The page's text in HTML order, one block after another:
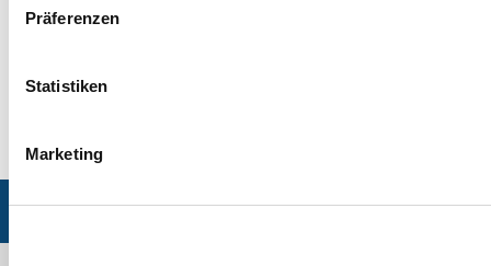
Präferenzen
Statistiken
Marketing
* Pflichtfelder, bitte ausfüllen.
© 2026 multimediamobile